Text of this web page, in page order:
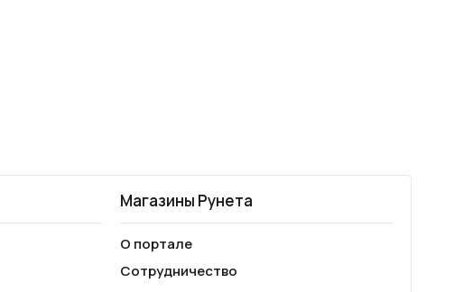
Магазины Рунета
О портале
Сотрудничество